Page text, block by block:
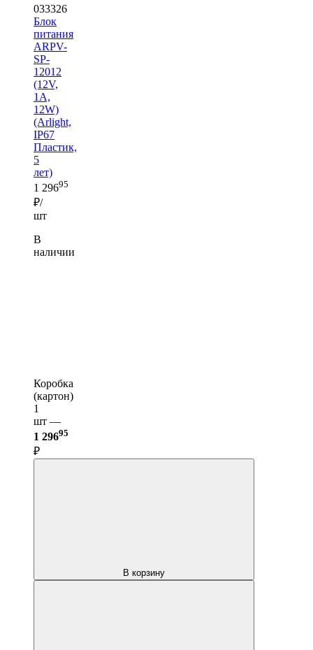
033326
Блок
питания
ARPV-
SP-
12012
(12V,
1A,
12W)
(Arlight,
IP67
Пластик,
5
лет)
1 29695
₽/
шт
В
наличии
Коробка
(картон)
1
шт —
1 29695
₽
В корзину